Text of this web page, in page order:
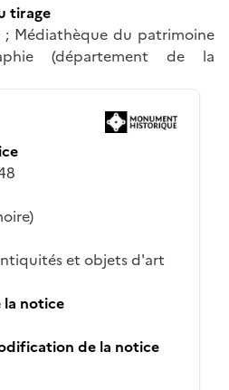
tirage
Médiathèque du patrimoine
(département de la
et objets d'art
la notice
de la notice